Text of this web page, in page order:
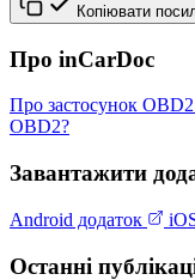
Копіювати
Про inCarDoc
Про застосунок OBD2
OBD2?
Завантажити
Android додаток
Останні